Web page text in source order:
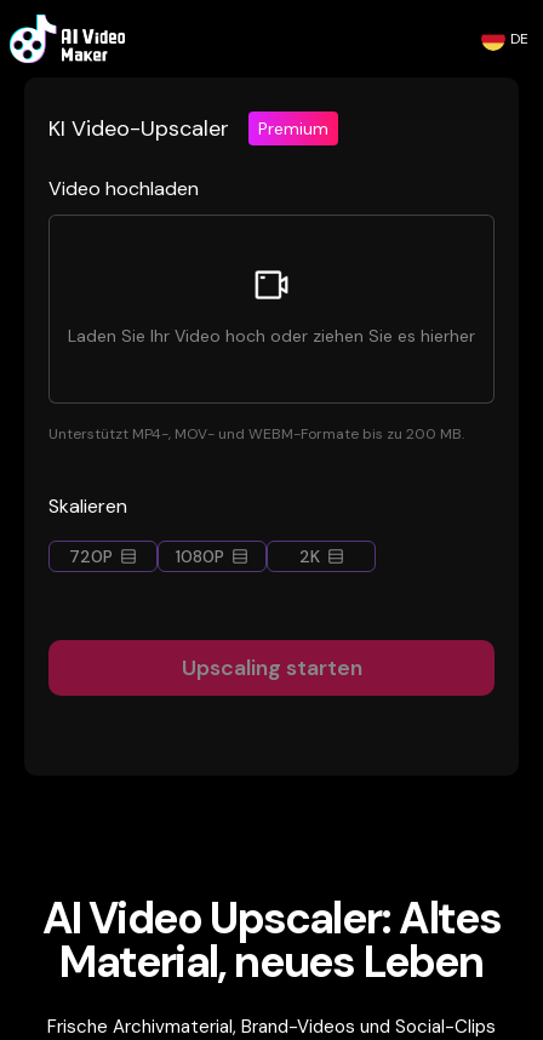
DE
KI Video-Upscaler Premium
Video hochladen
Laden Sie Ihr Video hoch oder ziehen Sie es hierher
Unterstützt MP4-, MOV- und WEBM-Formate bis zu 200 MB.
Skalieren
720P 1080P 2K
Upscaling starten
AI Video Upscaler: Altes
Material, neues Leben
Frische Archivmaterial, Brand-Videos und Social-Clips